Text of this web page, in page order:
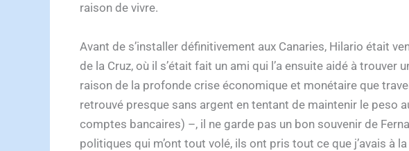
raison de vivre.
Avant de s’installer définitivement aux Canaries, Hilario était
de la Cruz, où il s’était fait un ami qui l’a ensuite aidé à
raison de la profonde crise économique et monétaire que
retrouvé presque sans argent en tentant de maintenir le peso
comptes bancaires) –, il ne garde pas un bon souvenir de
politiques qui m’ont tout volé, ils ont pris tout ce que j’avais à